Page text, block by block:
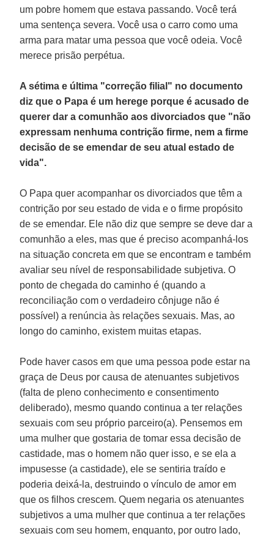
um pobre homem que estava passando. Você terá
uma sentença severa. Você usa o carro como uma
arma para matar uma pessoa que você odeia. Você
merece prisão perpétua.
A sétima e última "correção filial" no documento
diz que o Papa é um herege porque é acusado de
querer dar a comunhão aos divorciados que "não
expressam nenhuma contrição firme, nem a firme
decisão de se emendar de seu atual estado de
vida".
O Papa quer acompanhar os divorciados que têm a
contrição por seu estado de vida e o firme propósito
de se emendar. Ele não diz que sempre se deve dar a
comunhão a eles, mas que é preciso acompanhá-los
na situação concreta em que se encontram e também
avaliar seu nível de responsabilidade subjetiva. O
ponto de chegada do caminho é (quando a
reconciliação com o verdadeiro cônjuge não é
possível) a renúncia às relações sexuais. Mas, ao
longo do caminho, existem muitas etapas.
Pode haver casos em que uma pessoa pode estar na
graça de Deus por causa de atenuantes subjetivos
(falta de pleno conhecimento e consentimento
deliberado), mesmo quando continua a ter relações
sexuais com seu próprio parceiro(a). Pensemos em
uma mulher que gostaria de tomar essa decisão de
castidade, mas o homem não quer isso, e se ela a
impusesse (a castidade), ele se sentiria traído e
poderia deixá-la, destruindo o vínculo de amor em
que os filhos crescem. Quem negaria os atenuantes
subjetivos a uma mulher que continua a ter relações
sexuais com seu homem, enquanto, por outro lado,